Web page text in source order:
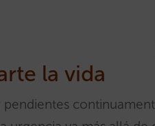
la vida